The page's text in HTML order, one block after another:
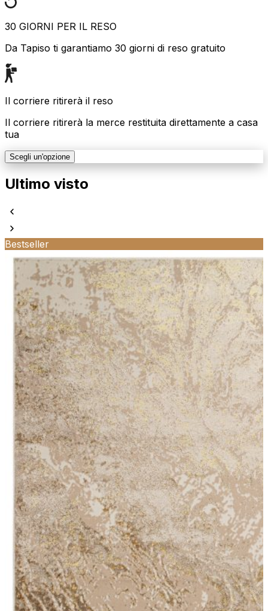
30 GIORNI PER IL RESO
Da Tapiso ti garantiamo 30 giorni di reso gratuito
Il corriere ritirerà il reso
Il corriere ritirerà la merce restituita direttamente a casa
tua
Scegli un'opzione
Ultimo visto
Bestseller